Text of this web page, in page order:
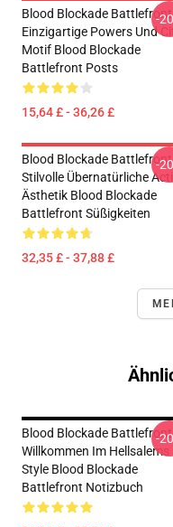
Blood Blockade Battlefront
Einzigartige Powers Und
Motif Blood Blockade
Battlefront Posts
15,64 £ - 36,26 £
-
Blood Blockade Battlefront
Stilvolle Übernatürliche
Ästhetik Blood Blockade
Battlefront Süßigkeiten
32,35 £ - 37,88 £
-
Blood Blockade Battlefront
Willkommen Im Hellsalems
Style Blood Blockade
Battlefront Notizbuch
-